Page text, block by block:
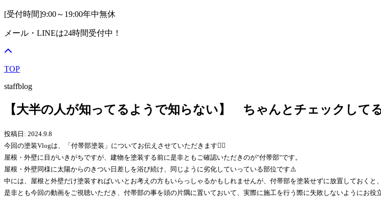
[受付時間]9:00～19:00年中無休
メール・LINEは24時間受付中！
TOP
staffblog
【大半の人が知ってるようで知らない】 ちゃんとチェックして
投稿日: 2024.9.8
今回の塗装Vlogは、「付帯部塗装」についてお伝えさせていただきます🙋‍♀️
屋根・外壁に目がいきがちですが、建物を塗装する前に是非ともご確認いただきのが"付帯部"です。
屋根・外壁同様に太陽からのきつい日差しを浴び続け、同じように劣化していっている部位です⚠️
中には、屋根と外壁だけ塗装すればいいとお考えの方もいらっしゃるかもしれませんが、付帯部を塗装せずに放置しておくと
是非とも今回の動画をご視聴いただき、付帯部の事を頭の片隅に置いておいて、実際に施工を行う際に失敗しないようにお役